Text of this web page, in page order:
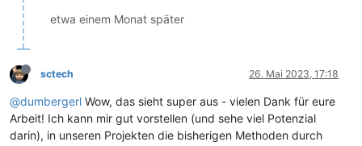
etwa einem Monat später
sctech 26. Mai 2023, 17:18
@dumbergerl Wow, das sieht super aus - vielen Dank für eure
Arbeit! Ich kann mir gut vorstellen (und sehe viel Potenzial
darin), in unseren Projekten die bisherigen Methoden durch